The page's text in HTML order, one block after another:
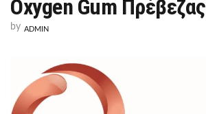
Oxygen Gum Πρέβεζας
by ADMIN